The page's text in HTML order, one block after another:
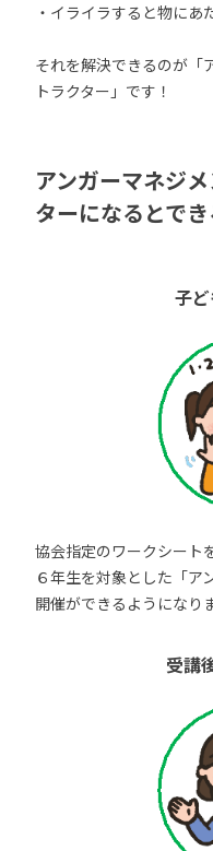
・イライラすると物にあ
それを解決できるのが「
トラクター」です！
アンガーマネジ
ターになるとで
子
協会指定のワークシート
６年生を対象とした「ア
開催ができるようになり
受講